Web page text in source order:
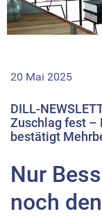
20 Mai 2025
DILL-
Zuschlag fest –
bestätigt
Nur
noch